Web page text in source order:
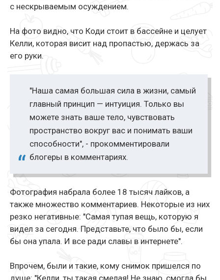
с нескрываемым осуждением.
На фото видно, что Коди стоит в бассейне и целует
Келли, которая висит над пропастью, держась за
его руки.
"Наша самая большая сила в жизни, самый
главный принцип — интуиция. Только вы
можете знать ваше тело, чувствовать
пространство вокруг вас и понимать ваши
способности", - прокомментировали
блогеры в комментариях.
Фотография набрала более 18 тысяч лайков, а
также множество комментариев. Некоторые из них
резко негативные: "Самая тупая вещь, которую я
видел за сегодня. Представьте, что было бы, если
бы она упала. И все ради славы в интернете".
Впрочем, были и такие, кому снимок пришелся по